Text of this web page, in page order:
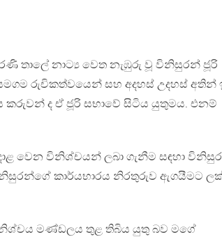
තාලේ නාට්‍ය වෙත නැඹුරු වූ විනිසුරන් ජූරි
රුචිකත්වයෙන් සහ අදහස් උදහස් අතින්
කරුවන් ද ඒ ජූරි සභාවේ සිටිය යුතුමය. එනම්
වෙන විනිශ්චයන් ලබා ගැනීම සඳහා
කාර්යභාරය නිරතුරුව ඇගයීමට
මණ්ඩලය තුළ තිබිය යුතු බව මගේ